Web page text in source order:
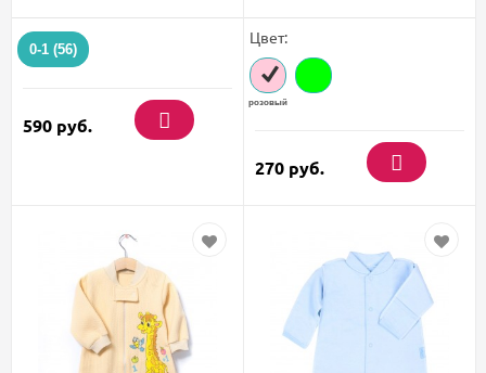
0-1 (56)
590 руб.
Цвет:
розовый
270 руб.